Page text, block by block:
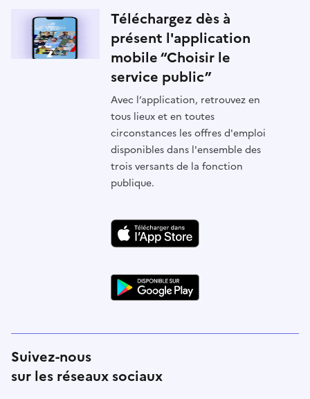
Téléchargez dès à
présent l'application
mobile “Choisir le
service public”
Avec l’application, retrouvez en
tous lieux et en toutes
circonstances les offres d'emploi
disponibles dans l'ensemble des
trois versants de la fonction
publique.
Suivez-nous
sur les réseaux sociaux